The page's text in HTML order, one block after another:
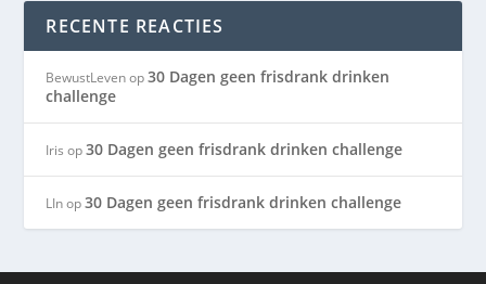
RECENTE REACTIES
BewustLevenop30 Dagen geen frisdrank drinken
challenge
Iris op30 Dagen geen frisdrank drinken challenge
LInop30 Dagen geen frisdrank drinken challenge